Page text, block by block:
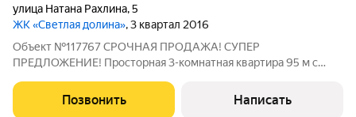
улица Натана Рахлина,5
ЖК «Светлая долина», 3 квартал 2016
Объект №117767 СРОЧНАЯ ПРОДАЖА! СУПЕР
ПРЕДЛОЖЕНИЕ! Просторная 3-комнатная квартира 95 м с
2016 года постройки. Полностью готова к проживанию
ЗАЕЗЖАЙ И ЖИВИ! Вся мебель и техника остаются новым
Позвонить Написать